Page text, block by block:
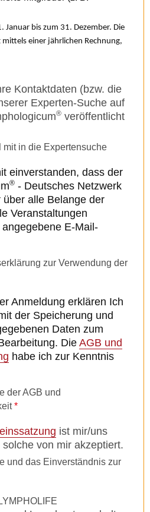
Januar bis zum 31. Dezember. Die
einer jährlichen Rechnung,
Kontaktdaten (bzw. die
Experten-Suche auf
® veröffentlicht
mit in die Expertensuche
einverstanden, dass der
® - Deutsches Netzwerk
über alle Belange der
Veranstaltungen
E-Mail-
zur Verwendung der
Anmeldung erklären Ich
der Speicherung und
Daten zum
Die AGB und
habe ich zur Kenntnis
der AGB und
*
ist mir/uns
von mir akzeptiert.
und das Einverständnis zur